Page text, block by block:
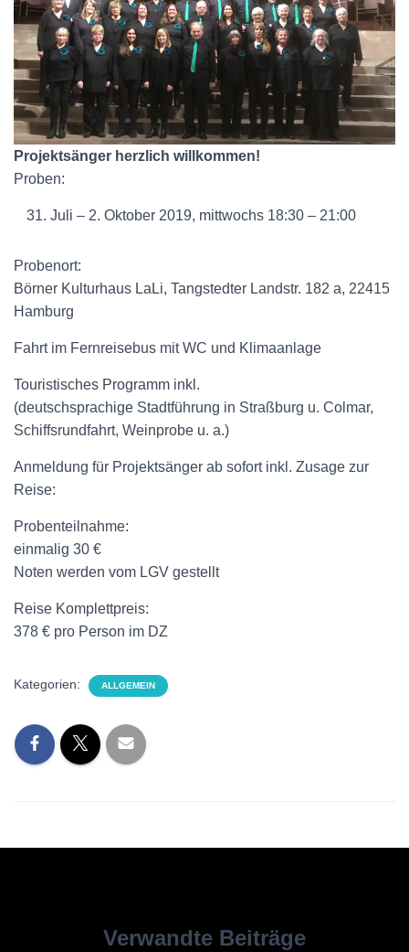
Projektsänger herzlich willkommen!
Proben:
Juli – 2. Oktober 2019, mittwochs 18:30 – 21:00
Probenort:
Börner Kulturhaus LaLi, Tangstedter Landstr. 182 a, 22415
Hamburg
Fahrt im Fernreisebus mit WC und Klimaanlage
Touristisches Programm inkl.
(deutschsprachige Stadtführung in Straßburg u. Colmar,
Schiffsrundfahrt, Weinprobe u. a.)
Anmeldung für Projektsänger ab sofort inkl. Zusage zur
Reise:
Probenteilnahme:
einmalig 30 €
Noten werden vom LGV gestellt
Reise Komplettpreis:
378 € pro Person im DZ
Kategorien: ALLGEMEIN
Verwandte Beiträge